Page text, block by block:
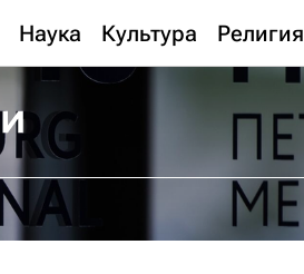
Наука Культура Религия